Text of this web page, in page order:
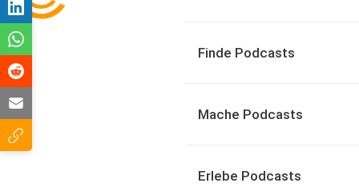
Finde Podcasts
Mache Podcasts
Erlebe Podcasts